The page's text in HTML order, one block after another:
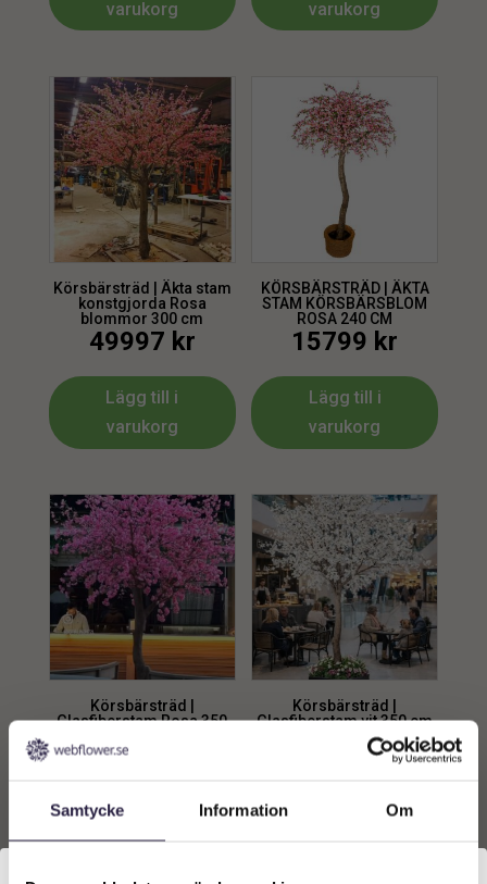
Samtycke Information Om
varukorg
varukorg
Körsbärsträd | Äkta stam
konstgjorda Rosa
blommor 300 cm
49997 kr
Lägg till i
varukorg
KÖRSBÄRSTRÄD | ÄKTA
STAM KÖRSBÄRSBLOM
ROSA 240 CM
15799 kr
Lägg till i
varukorg
Körsbärsträd |
Glasfiberstam Rosa 350
29599
Lägg till i
varukorg
Körsbärsträd |
Glasfiberstam vit 350 cm
32389kr